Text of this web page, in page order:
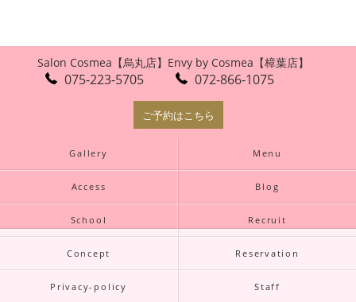
Salon Cosmea【烏丸店】
075-223-5705
Envy by Cosmea【樟葉店】
072-866-1075
ご予約はこちら
Gallery Menu
Access Blog
School Recruit
Concept Reservation
Privacy-policy Staff